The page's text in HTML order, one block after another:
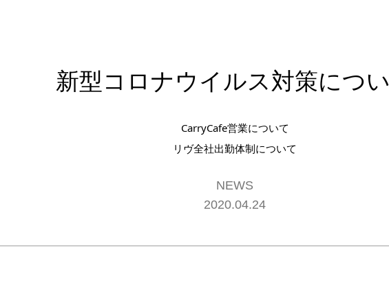
新型コロナウイルス対策につ
CarryCafe営業について
リヴ全社出勤体制について
NEWS
2020.04.24